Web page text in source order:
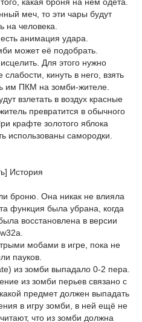
меч, то эти чары будут
на человека.
анимация удара.
может её подобрать.
Для этого нужно
кинуть в него, взять
им ПКМ на зомби-жителе.
взлетать в воздух красные
превратится в обычного
крафте золотого яблока
использованы самородки.
История
броню. Она никак не влияла
функция была убрана, когда
восстановлена в версии
мобами в игре, пока не
пауков.
из зомби выпадало 0-2 пера.
из зомби перьев связано с
предмет должен выпадать
в игру зомби, в ней ещё не
что из зомби должна